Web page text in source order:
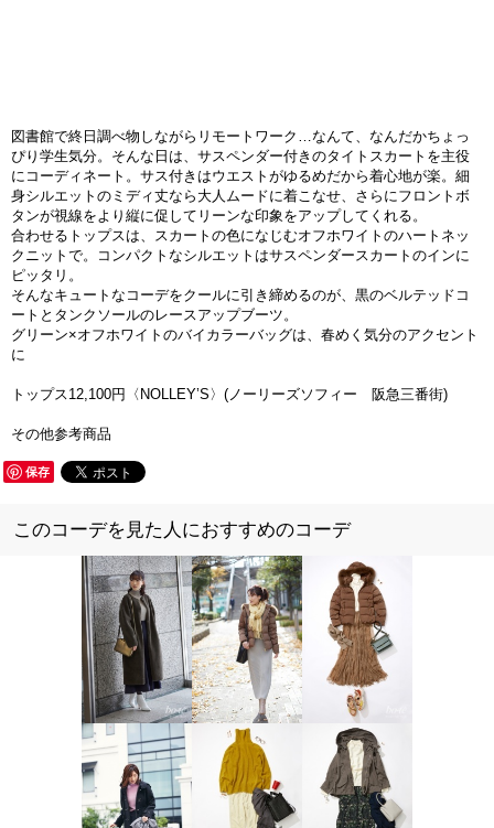
図書館で終日調べ物しながらリモートワーク…なんて、なんだかちょっ
ぴり学生気分。そんな日は、サスペンダー付きのタイトスカートを主役
にコーディネート。サス付きはウエストがゆるめだから着心地が楽。細
身シルエットのミディ丈なら大人ムードに着こなせ、さらにフロントボ
タンが視線をより縦に促してリーンな印象をアップしてくれる。
合わせるトップスは、スカートの色になじむオフホワイトのハートネッ
クニットで。コンパクトなシルエットはサスペンダースカートのインに
ピッタリ。
そんなキュートなコーデをクールに引き締めるのが、黒のベルテッドコ
ートとタンクソールのレースアップブーツ。
グリーン×オフホワイトのバイカラーバッグは、春めく気分のアクセント
に
トップス12,100円〈NOLLEY’S〉(ノーリーズソフィー 阪急三番街)
その他参考商品
保存
このコーデを見た人におすすめのコーデ